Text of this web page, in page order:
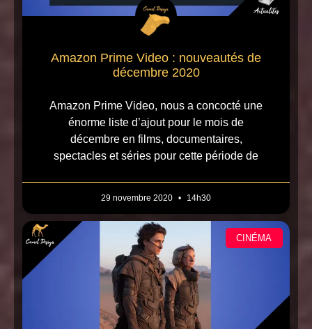
Amazon Prime Video : nouveautés de
décembre 2020
Amazon Prime Video, nous a concocté une
énorme liste d’ajout pour le mois de
décembre en films, documentaires,
spectacles et séries pour cette période de
29 novembre 2020 14h30
CINÉMA